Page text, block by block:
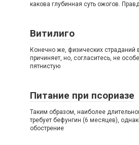
какова глубинная суть ожогов.
Витилиго
Конечно же, физических страданий
причиняет, но, согласитесь, не
пятнистую
Питание при псориазе
Таким образом, наиболее
требует бефунгин (6 месяцев),
обострение